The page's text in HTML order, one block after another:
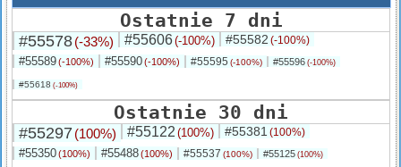
Ostatnie 7 dni
#55578(-33%) #55606(-100%) #55582 (-100%)
#55589(-100%) #55590(-100%) #55595 (-100%) #55596 (-100%)
#55618 (-100%)
Ostatnie 30 dni
#55297 (100%) #55122 (100%) #55381 (100%)
#55350(100%) #55488(100%) #55537 (100%) #55125 (100%)